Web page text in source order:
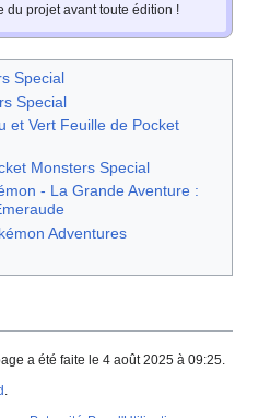
du projet avant toute édition !
Special
Special
et Vert Feuille de Pocket
Monsters Special
- La Grande Aventure :
Adventures
a été faite le 4 août 2025 à 09:25.
.